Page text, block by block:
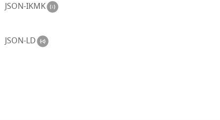
JSON-IKMK
JSON-LD